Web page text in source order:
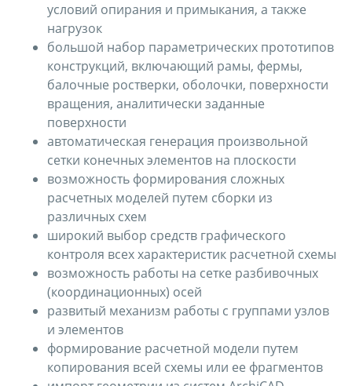
условий опирания и примыкания, а также
нагрузок
большой набор параметрических прототипов
конструкций, включающий рамы, фермы,
балочные ростверки, оболочки, поверхности
вращения, аналитически заданные
поверхности
автоматическая генерация произвольной
сетки конечных элементов на плоскости
возможность формирования сложных
расчетных моделей путем сборки из
различных схем
широкий выбор средств графического
контроля всех характеристик расчетной схемы
возможность работы на сетке разбивочных
(координационных) осей
развитый механизм работы с группами узлов
и элементов
формирование расчетной модели путем
копирования всей схемы или ее фрагментов